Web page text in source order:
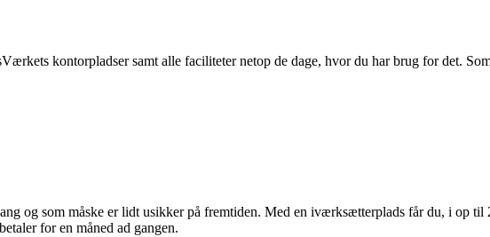
kontorpladser samt alle faciliteter netop de dage, hvor du har brug for det.
og som måske er lidt usikker på fremtiden. Med en iværksætterplads får du, i op til
for en måned ad gangen.